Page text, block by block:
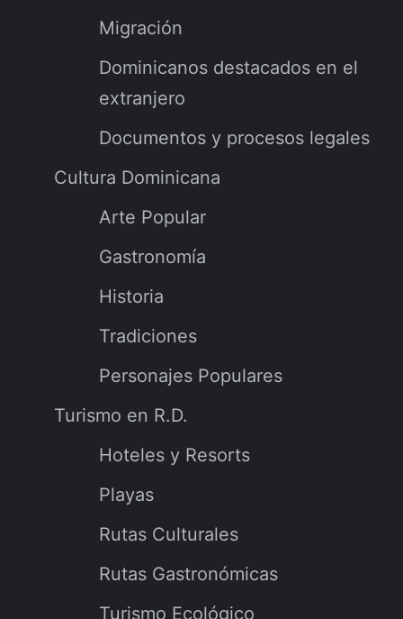
Migración
Dominicanos destacados en el
extranjero
Documentos y procesos legales
Cultura Dominicana
Arte Popular
Gastronomía
Historia
Tradiciones
Personajes Populares
Turismo en R.D.
Hoteles y Resorts
Playas
Rutas Culturales
Rutas Gastronómicas
Turismo Ecológico